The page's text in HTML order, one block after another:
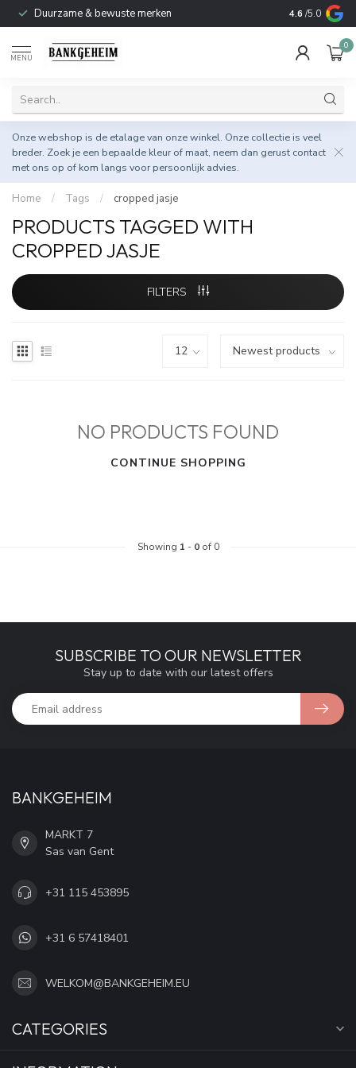
Duurzame & bewuste merken 4.6 /5.0
MENU
0
Onze webshop is de etalage van onze winkel. Onze collectie is veel
breder. Zoek je een bepaalde kleur of maat, neem dan gerust contact
met ons op of kom langs voor persoonlijk advies.
Home / Tags / cropped jasje
PRODUCTS TAGGED WITH
CROPPED JASJE
FILTERS
NO PRODUCTS FOUND
CONTINUE SHOPPING
Showing 1 - 0of 0
SUBSCRIBE TO OUR NEWSLETTER
Stay up to date with our latest offers
BANKGEHEIM
MARKT 7
Sas van Gent
+31 115 453895
+31 6 57418401
WELKOM@BANKGEHEIM.EU
CATEGORIES